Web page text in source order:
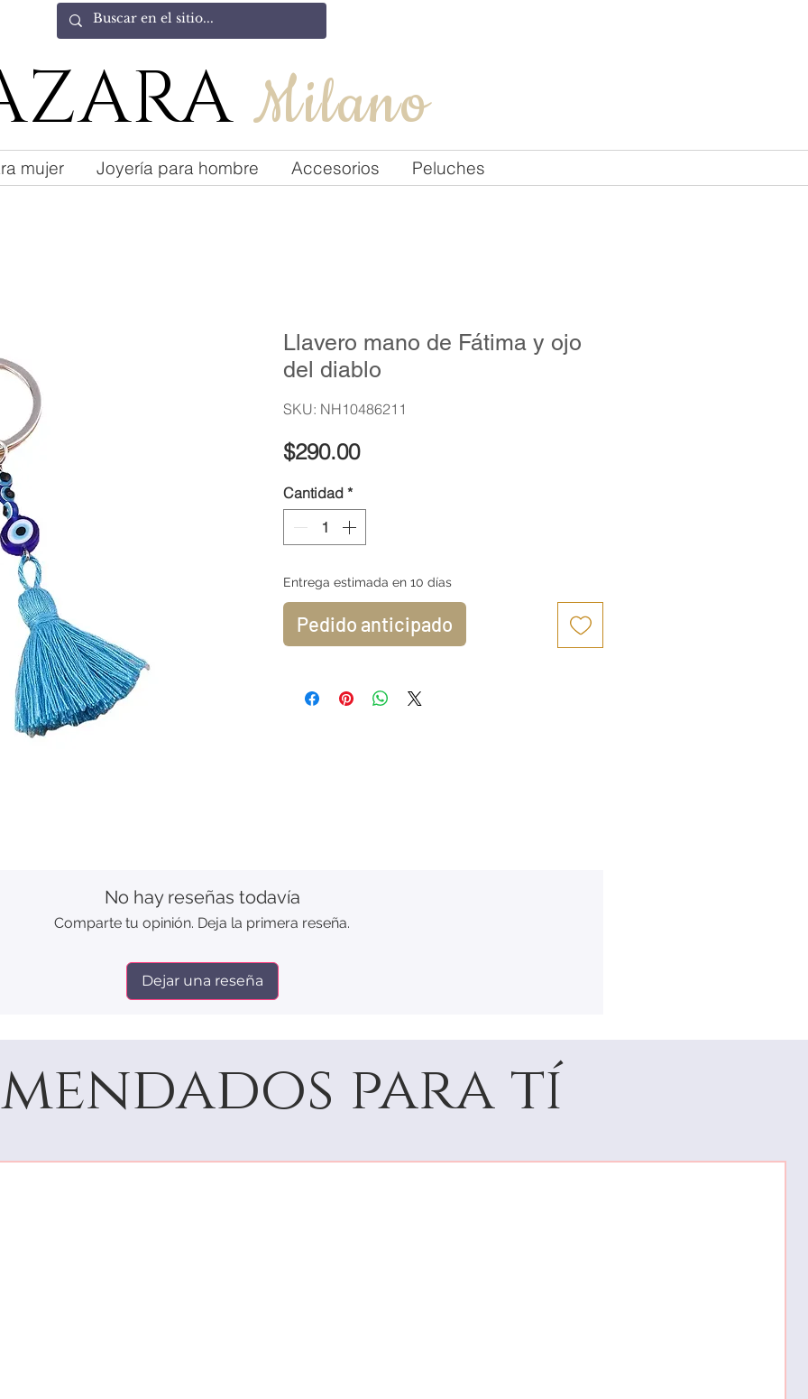
Milano
mujer Joyería para hombre Accesorios Peluches
Llavero mano de Fátima y ojo
del diablo
SKU: NH10486211
$290.00Precio
Cantidad *
Entrega estimada en 10 días
Pedido anticipado
No hay reseñas todavía
Comparte tu opinión. Deja la primera reseña.
Dejar una reseña
para tí